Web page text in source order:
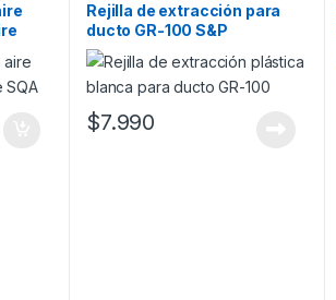
Rejilla de extracción para
ducto GR-100 S&P
$7.990